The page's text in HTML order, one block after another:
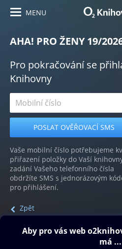
MENU
AHA! PRO ŽENY 19/
Pro pokračování se
Knihovny
Vaše mobilní číslo potřebujeme
přiřazení položky do Vaší
zadání Vašeho telefonního čísla
obdržíte SMS s jednorázovým
pro přihlášení.
Zpět